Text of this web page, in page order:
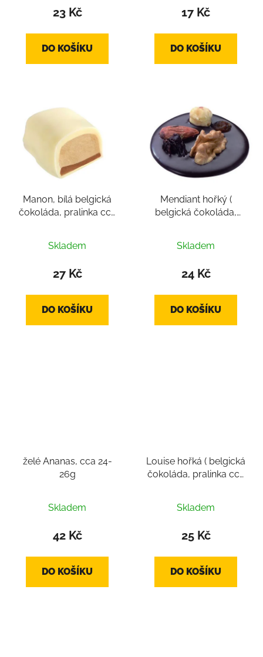
23 Kč
DO KOŠÍKU
17 Kč
DO KOŠÍKU
Manon, bílá belgická
čokoláda, pralinka cca
Skladem
27 Kč
DO KOŠÍKU
Mendiant hořký (
belgická čokoláda,
Skladem
24 Kč
DO KOŠÍKU
želé Ananas, cca 24-
26g
Skladem
42 Kč
DO KOŠÍKU
Louise hořká ( belgická
čokoláda, pralinka cca
Skladem
25 Kč
DO KOŠÍKU